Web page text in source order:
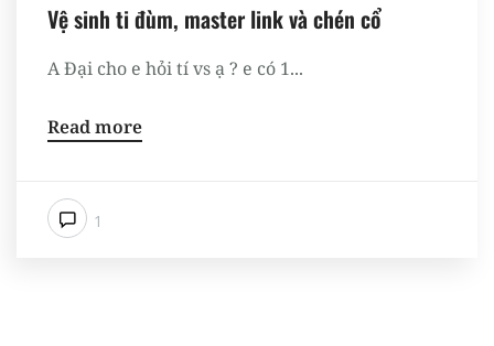
Vệ sinh ti đùm, master link và chén cổ
A Đại cho e hỏi tí vs ạ ? e có 1...
Read more
1